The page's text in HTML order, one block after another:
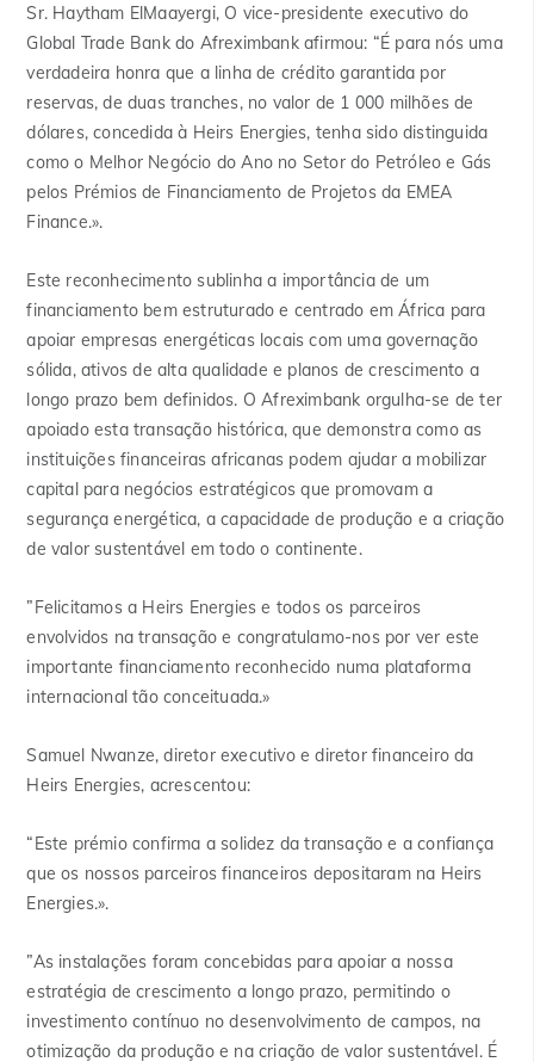
Sr. Haytham ElMaayergi, O vice-presidente executivo do
Global Trade Bank do Afreximbank afirmou: “É para nós uma
verdadeira honra que a linha de crédito garantida por
reservas, de duas tranches, no valor de 1 000 milhões de
dólares, concedida à Heirs Energies, tenha sido distinguida
como o Melhor Negócio do Ano no Setor do Petróleo e Gás
pelos Prémios de Financiamento de Projetos da EMEA
Finance.».
Este reconhecimento sublinha a importância de um
financiamento bem estruturado e centrado em África para
apoiar empresas energéticas locais com uma governação
sólida, ativos de alta qualidade e planos de crescimento a
longo prazo bem definidos. O Afreximbank orgulha-se de ter
apoiado esta transação histórica, que demonstra como as
instituições financeiras africanas podem ajudar a mobilizar
capital para negócios estratégicos que promovam a
segurança energética, a capacidade de produção e a criação
de valor sustentável em todo o continente.
”Felicitamos a Heirs Energies e todos os parceiros
envolvidos na transação e congratulamo-nos por ver este
importante financiamento reconhecido numa plataforma
internacional tão conceituada.»
Samuel Nwanze, diretor executivo e diretor financeiro da
Heirs Energies, acrescentou:
“Este prémio confirma a solidez da transação e a confiança
que os nossos parceiros financeiros depositaram na Heirs
Energies.».
”As instalações foram concebidas para apoiar a nossa
estratégia de crescimento a longo prazo, permitindo o
investimento contínuo no desenvolvimento de campos, na
otimização da produção e na criação de valor sustentável. É